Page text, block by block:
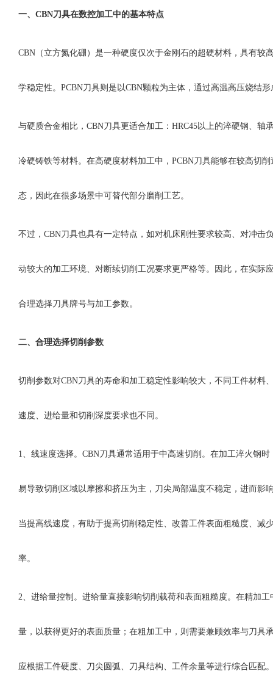
一、 CBN刀具在数控加工中的基本特点
CBN（立方氮化硼）是一种硬度仅次于金刚石的超硬材料，具有较
学稳定性。PCBN刀具则是以CBN颗粒为主体，通过高温高压烧结
与硬质合金相比， CBN刀具更适合加工：HRC45以上的淬硬钢、轴
冷硬铸铁等材料。在高硬度材料加工中，PCBN刀具能够在较高切
态，因此在很多场景中可替代部分磨削工艺。
不过， CBN刀具也具有一定特点，如对机床刚性要求较高、对冲击
动较大的加工环境、对断续切削工况要求更严格等。因此，在实际
合理选择刀具牌号与加工参数。
二、 合理选择切削参数
切削参数对CBN刀具的寿命和加工稳定性影响较大，不同工件材料
速度、进给量和切削深度要求也不同。
1、 线速度选择。 CBN刀具通常适用于中高速切削。在加工淬火钢
易导致切削区域以摩擦和挤压为主，刀尖局部温度不稳定，进而影
当提高线速度，有助于提高切削稳定性、改善工件表面粗糙度、减
率。
2、 进给量控制。进给量直接影响切削载荷和表面粗糙度。在精加
量，以获得更好的表面质量；在粗加工中，则需要兼顾效率与刀具
应根据工件硬度、刀尖圆弧、刀具结构、工件余量等进行综合匹配